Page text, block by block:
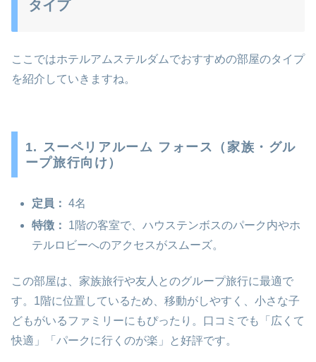
タイプ
ここではホテルアムステルダムでおすすめの部屋のタイプ
を紹介していきますね。
1. スーペリアルーム フォース（家族・グル
ープ旅行向け）
定員： 4名
特徴：
1階の客室で、ハウステンボスのパーク内やホ
テルロビーへのアクセスがスムーズ。
この部屋は、家族旅行や友人とのグループ旅行に最適で
す。1階に位置しているため、移動がしやすく、小さな子
どもがいるファミリーにもぴったり。口コミでも「広くて
快適」「パークに行くのが楽」と好評です。